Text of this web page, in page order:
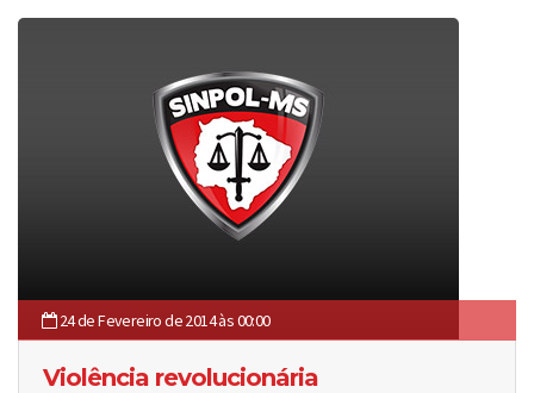
24 de Fevereiro de 2014 às 00:00
Violência revolucionária